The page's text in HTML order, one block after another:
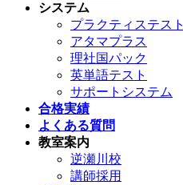
システム
プラクティステスト
アタマプラス
理社国パック
英単語テスト
サポートシステム
合格実績
よくある質問
教室案内
逆瀬川校
講師採用